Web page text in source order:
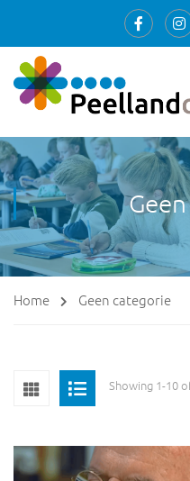
Home Geen categorie
Showing 1-10